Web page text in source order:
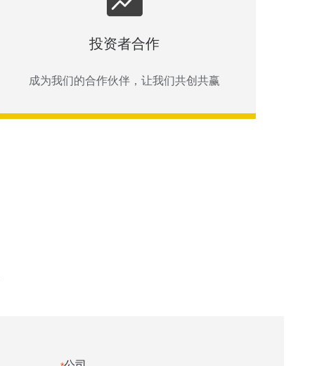
投资者合作
成为我们的合作伙伴，让我们共创共赢